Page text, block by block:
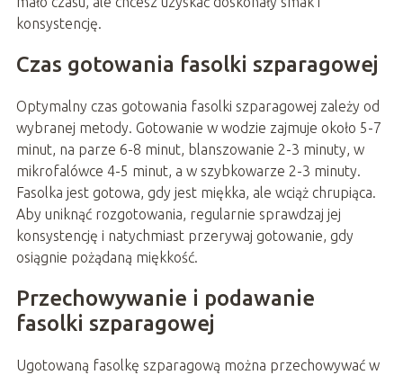
konsystencję.
Czas gotowania fasolki szparagowej
Optymalny czas gotowania fasolki szparagowej zależy od
wybranej metody. Gotowanie w wodzie zajmuje około 5-7
minut, na parze 6-8 minut, blanszowanie 2-3 minuty, w
mikrofalówce 4-5 minut, a w szybkowarze 2-3 minuty.
Fasolka jest gotowa, gdy jest miękka, ale wciąż chrupiąca.
Aby uniknąć rozgotowania, regularnie sprawdzaj jej
konsystencję i natychmiast przerywaj gotowanie, gdy
osiągnie pożądaną miękkość.
Przechowywanie i podawanie
fasolki szparagowej
Ugotowaną fasolkę szparagową można przechowywać w